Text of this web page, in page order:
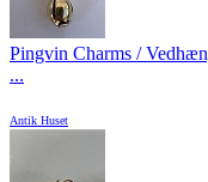
Pingvin Charms /
...
Antik Huset